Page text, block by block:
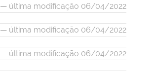
— última modificação 06/04/2022
— última modificação 06/04/2022
— última modificação 06/04/2022